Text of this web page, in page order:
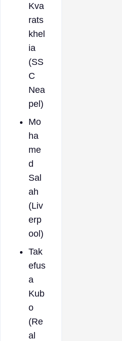
Kva
rats
khel
ia
(SS
C
Nea
pel)
Mo
ha
me
d
Sal
ah
(Liv
erp
ool)
Tak
efus
a
Kub
o
(Re
al